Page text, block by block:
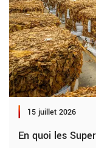
15 juillet 2026